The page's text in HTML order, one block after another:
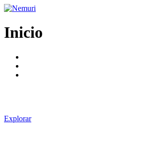
Ir
contenido
Inicio
Explorar